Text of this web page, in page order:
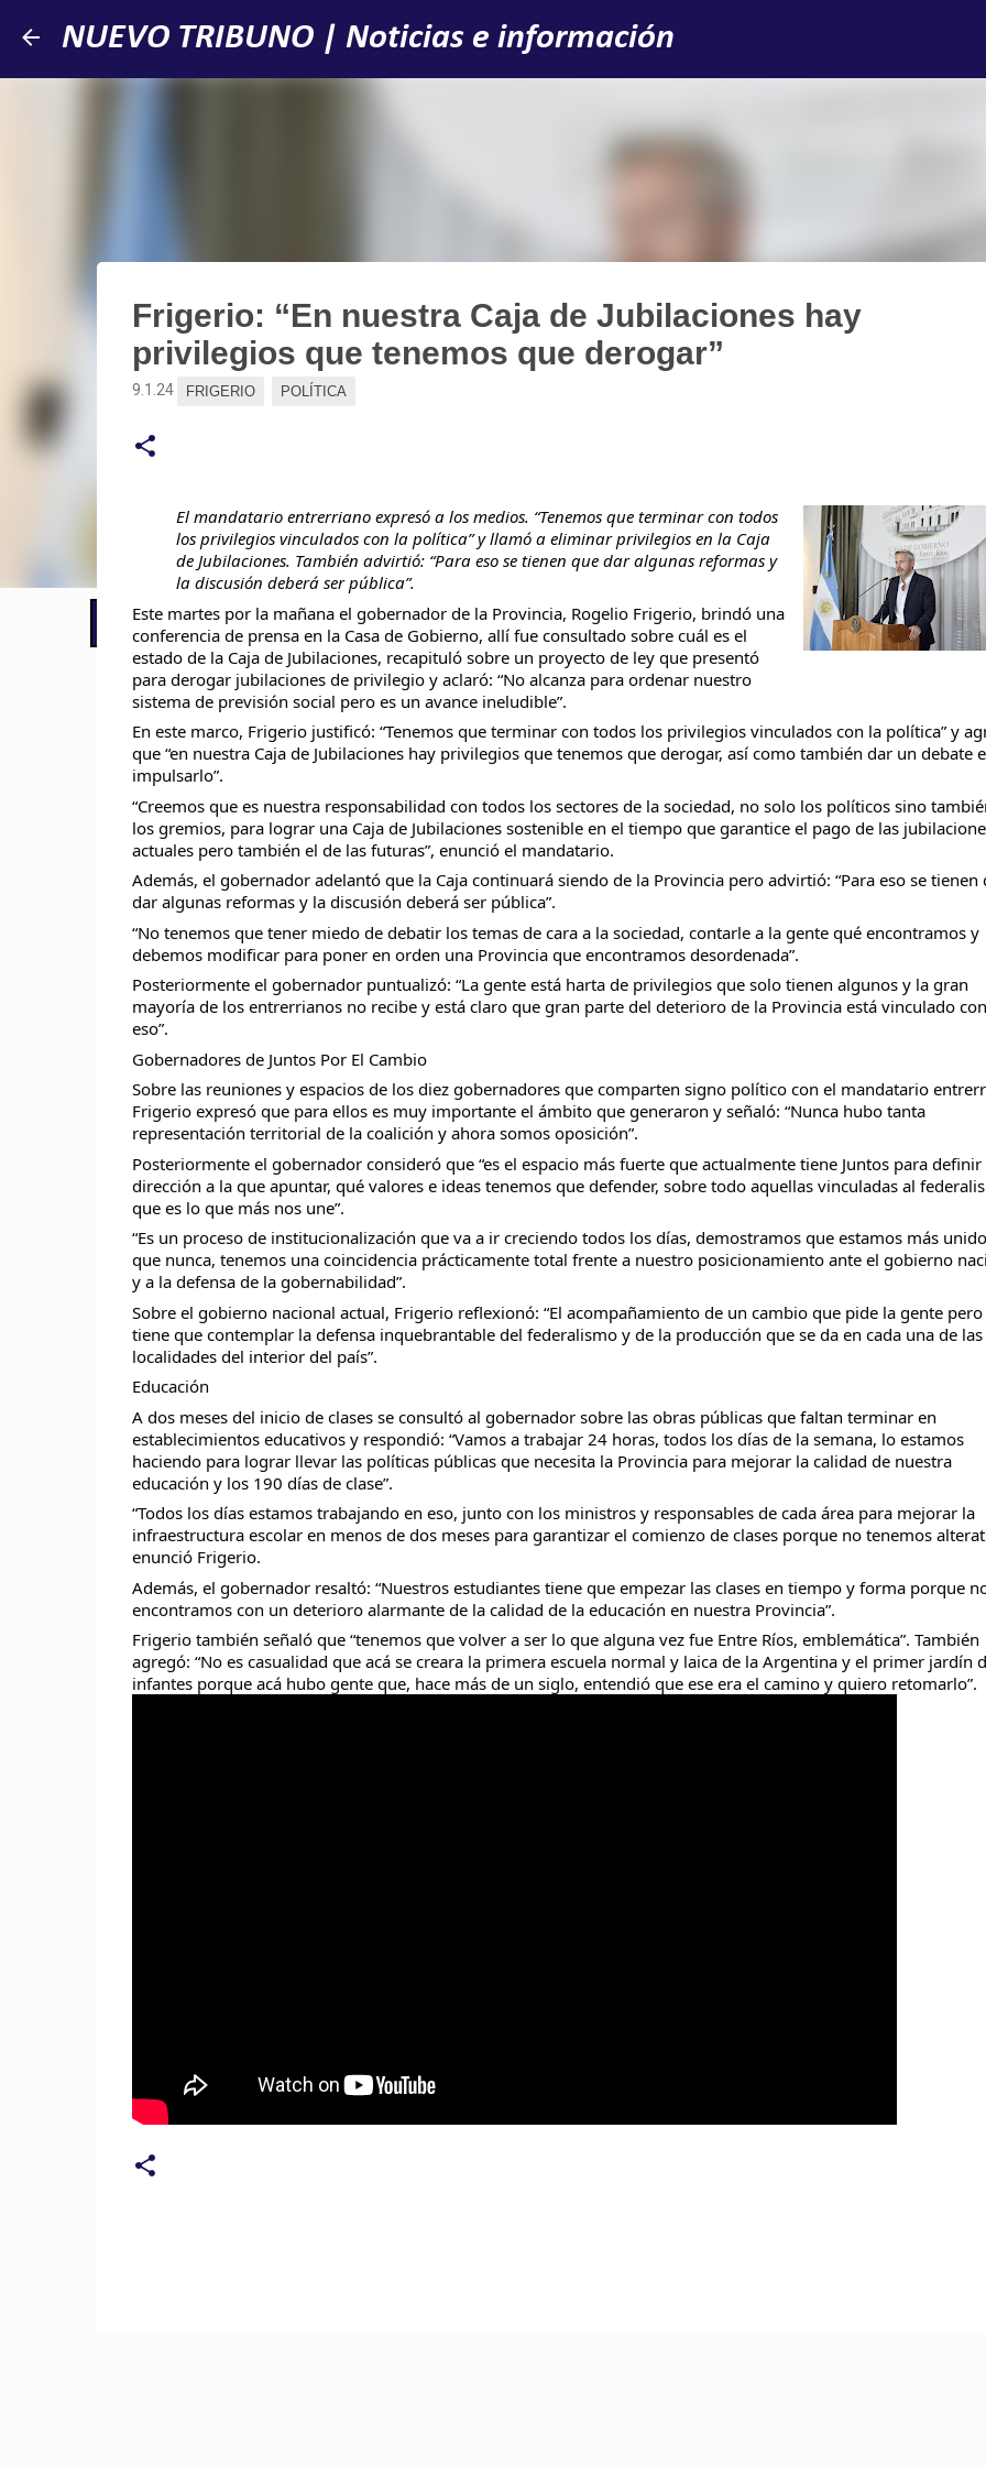
Ir al contenido principal
NUEVO TRIBUNO | Noticias e información
📢 LO ÚLTIMO El Gobierno postergó la reunión paritaria con estatales
Frigerio: “En nuestra Caja de Jubilaciones hay
privilegios que tenemos que derogar”
9.1.24 FRIGERIO POLÍTICA
El mandatario entrerriano expresó a los medios. “Tenemos que terminar con todos
los privilegios vinculados con la política” y llamó a eliminar privilegios en la Caja
de Jubilaciones. También advirtió: “Para eso se tienen que dar algunas reformas y
la discusión deberá ser pública”.
Este martes por la mañana el gobernador de la Provincia, Rogelio Frigerio, brindó una
conferencia de prensa en la Casa de Gobierno, allí fue consultado sobre cuál es el
estado de la Caja de Jubilaciones, recapituló sobre un proyecto de ley que presentó
para derogar jubilaciones de privilegio y aclaró: “No alcanza para ordenar nuestro
sistema de previsión social pero es un avance ineludible”.
En este marco, Frigerio justificó: “Tenemos que terminar con todos los privilegios vinculados con la política” y
que “en nuestra Caja de Jubilaciones hay privilegios que tenemos que derogar, así como también dar un debate e
impulsarlo”.
“Creemos que es nuestra responsabilidad con todos los sectores de la sociedad, no solo los políticos sino
los gremios, para lograr una Caja de Jubilaciones sostenible en el tiempo que garantice el pago de las
actuales pero también el de las futuras”, enunció el mandatario.
Además, el gobernador adelantó que la Caja continuará siendo de la Provincia pero advirtió: “Para eso se tienen
dar algunas reformas y la discusión deberá ser pública”.
“No tenemos que tener miedo de debatir los temas de cara a la sociedad, contarle a la gente qué encontramos y
debemos modificar para poner en orden una Provincia que encontramos desordenada”.
Posteriormente el gobernador puntualizó: “La gente está harta de privilegios que solo tienen algunos y la gran
mayoría de los entrerrianos no recibe y está claro que gran parte del deterioro de la Provincia está vinculado con
eso”.
Gobernadores de Juntos Por El Cambio
Sobre las reuniones y espacios de los diez gobernadores que comparten signo político con el mandatario
Frigerio expresó que para ellos es muy importante el ámbito que generaron y señaló: “Nunca hubo tanta
representación territorial de la coalición y ahora somos oposición”.
Posteriormente el gobernador consideró que “es el espacio más fuerte que actualmente tiene Juntos para definir
dirección a la que apuntar, qué valores e ideas tenemos que defender, sobre todo aquellas vinculadas al
que es lo que más nos une”.
“Es un proceso de institucionalización que va a ir creciendo todos los días, demostramos que estamos más
que nunca, tenemos una coincidencia prácticamente total frente a nuestro posicionamiento ante el gobierno
y a la defensa de la gobernabilidad”.
Sobre el gobierno nacional actual, Frigerio reflexionó: “El acompañamiento de un cambio que pide la gente pero
tiene que contemplar la defensa inquebrantable del federalismo y de la producción que se da en cada una de las
localidades del interior del país”.
Educación
A dos meses del inicio de clases se consultó al gobernador sobre las obras públicas que faltan terminar en
establecimientos educativos y respondió: “Vamos a trabajar 24 horas, todos los días de la semana, lo estamos
haciendo para lograr llevar las políticas públicas que necesita la Provincia para mejorar la calidad de nuestra
educación y los 190 días de clase”.
“Todos los días estamos trabajando en eso, junto con los ministros y responsables de cada área para mejorar la
infraestructura escolar en menos de dos meses para garantizar el comienzo de clases porque no tenemos
enunció Frigerio.
Además, el gobernador resaltó: “Nuestros estudiantes tiene que empezar las clases en tiempo y forma porque
encontramos con un deterioro alarmante de la calidad de la educación en nuestra Provincia”.
Frigerio también señaló que “tenemos que volver a ser lo que alguna vez fue Entre Ríos, emblemática”. También
agregó: “No es casualidad que acá se creara la primera escuela normal y laica de la Argentina y el primer jardín
infantes porque acá hubo gente que, hace más de un siglo, entendió que ese era el camino y quiero retomarlo”.